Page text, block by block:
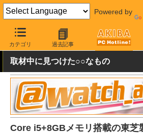
Powered by
カテゴリ 過去記事
AKIBA PC Hotline! 秋葉原情報 価格情報
取材中に見つけた○○なもの
Core i5+8GBメモリ搭載の東芝